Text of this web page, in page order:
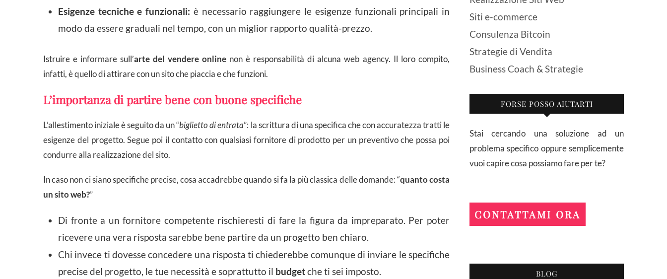
Esigenze tecniche e funzionali: è necessario raggiungere le esigenze funzionali principali in
modo da essere graduali nel tempo, con un miglior rapporto qualità-prezzo.
Istruire e informare sull’arte del vendere online non è responsabilità di alcuna web agency. Il loro compito,
infatti, è quello di attirare con un sito che piaccia e che funzioni.
L’importanza di partire bene con buone specifiche
L’allestimento iniziale è seguito da un “biglietto di entrata”: la scrittura di una specifica che con accuratezza tratti le
esigenze del progetto. Segue poi il contatto con qualsiasi fornitore di prodotto per un preventivo che possa poi
condurre alla realizzazione del sito.
In caso non ci siano specifiche precise, cosa accadrebbe quando si fa la più classica delle domande: “quanto costa
un sito web?”
Di fronte a un fornitore competente rischieresti di fare la figura da impreparato. Per poter
ricevere una vera risposta sarebbe bene partire da un progetto ben chiaro.
Chi invece ti dovesse concedere una risposta ti chiederebbe comunque di inviare le specifiche
precise del progetto, le tue necessità e soprattutto il budgetche ti sei imposto.
Siti e-commerce
Consulenza Bitcoin
Strategie di Vendita
Business Coach & Strategie
FORSE POSSO AIUTARTI
Stai cercando una soluzione ad un
problema specifico oppure semplicemente
vuoi capire cosa possiamo fare per te?
CONTATTAMI ORA
BLOG